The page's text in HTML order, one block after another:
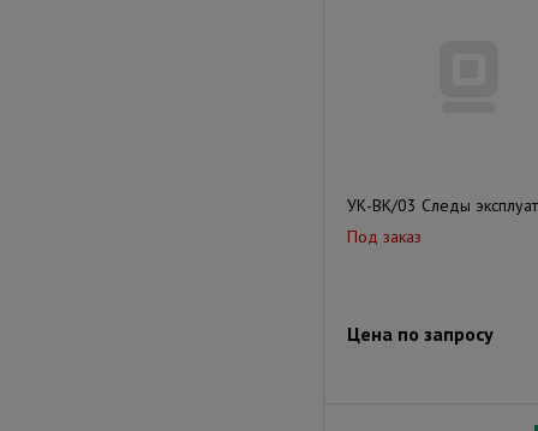
УК-ВК/03 Следы
Под заказ
Цена по запросу